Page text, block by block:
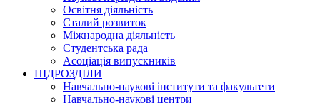
Освітня діяльність
Сталий розвиток
Міжнародна діяльність
Студентська рада
Асоціація випускників
ПІДРОЗДІЛИ
Навчально-наукові інститути та факультети
Навчально-наукові центри